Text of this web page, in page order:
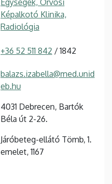
Egységek, Orvosi
Képalkotó Klinika,
Radiológia
+36 52 511 842 / 1842
balazs.izabella@med.unid
eb.hu
4031 Debrecen, Bartók
Béla út 2-26.
Járóbeteg-ellátó Tömb, 1.
emelet, 1167